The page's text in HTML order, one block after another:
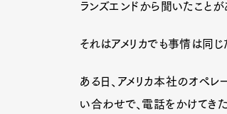
ランズエンドから聞いたことが
それはアメリカでも事情は同じ
ある日、アメリカ本社のオペ
い合わせで、電話をかけてき